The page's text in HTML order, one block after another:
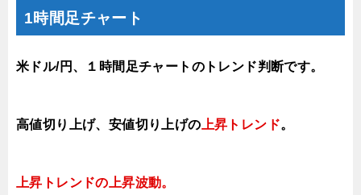
1時間足チャート
米ドル/円、１時間足チャートのトレンド判断です。
高値切り上げ、安値切り上げの 上昇トレンド。
上昇トレンドの上昇波動。